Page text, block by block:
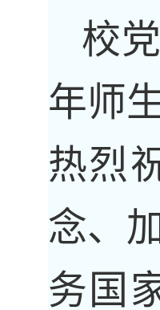
校
年师
热烈
念、
务国